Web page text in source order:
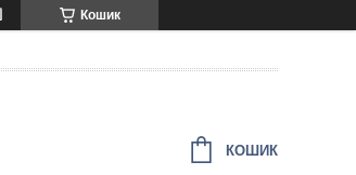
Кошик
КОШИК